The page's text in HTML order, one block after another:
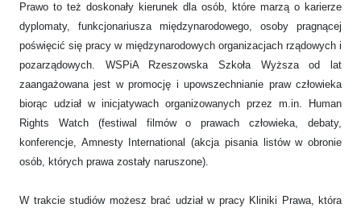
Prawo to też doskonały kierunek dla osób, które marzą o karierze
dyplomaty, funkcjonariusza międzynarodowego, osoby pragnącej
poświęcić się pracy w międzynarodowych organizacjach rządowych i
pozarządowych. WSPiA Rzeszowska Szkoła Wyższa od lat
zaangażowana jest w promocję i upowszechnianie praw człowieka
biorąc udział w inicjatywach organizowanych przez m.in. Human
Rights Watch (festiwal filmów o prawach człowieka, debaty,
konferencje, Amnesty International (akcja pisania listów w obronie
osób, których prawa zostały naruszone).
W trakcie studiów możesz brać udział w pracy Kliniki Prawa, która